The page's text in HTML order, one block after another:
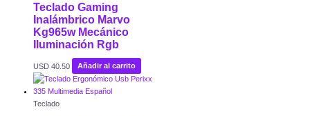
Teclado Gaming
Inalámbrico Marvo
Kg965w Mecánico
Iluminación Rgb
USD 40.50 Añadir al carrito
Teclado